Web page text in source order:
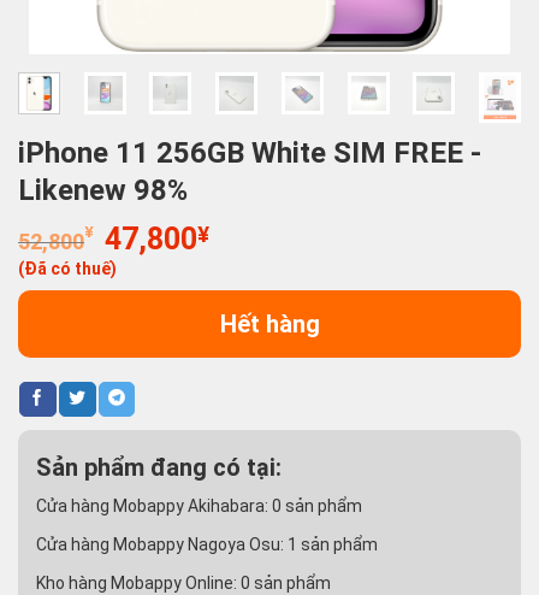
iPhone 11 256GB White SIM FREE -
Likenew 98%
52,800¥ Giá
gốc
là:
47,800¥Giá
tại
là:
47,800¥.
(Đã có thuế)
Hết hàng
Sản phẩm đang có tại:
Cửa hàng Mobappy Akihabara: 0 sản phẩm
Cửa hàng Mobappy Nagoya Osu: 1 sản phẩm
Kho hàng Mobappy Online: 0 sản phẩm